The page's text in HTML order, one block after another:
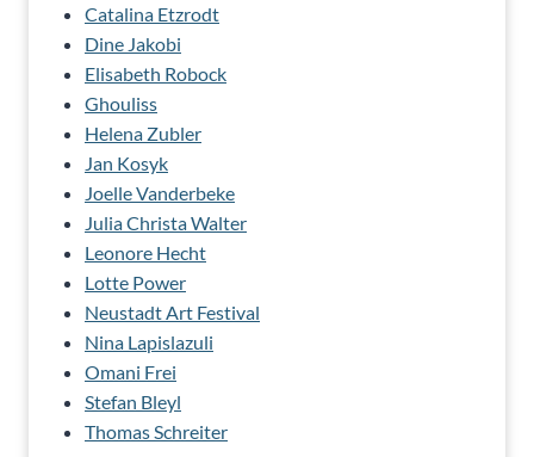
Catalina Etzrodt
Dine Jakobi
Elisabeth Robock
Ghouliss
Helena Zubler
Jan Kosyk
Joelle Vanderbeke
Julia Christa Walter
Leonore Hecht
Lotte Power
Neustadt Art Festival
Nina Lapislazuli
Omani Frei
Stefan Bleyl
Thomas Schreiter